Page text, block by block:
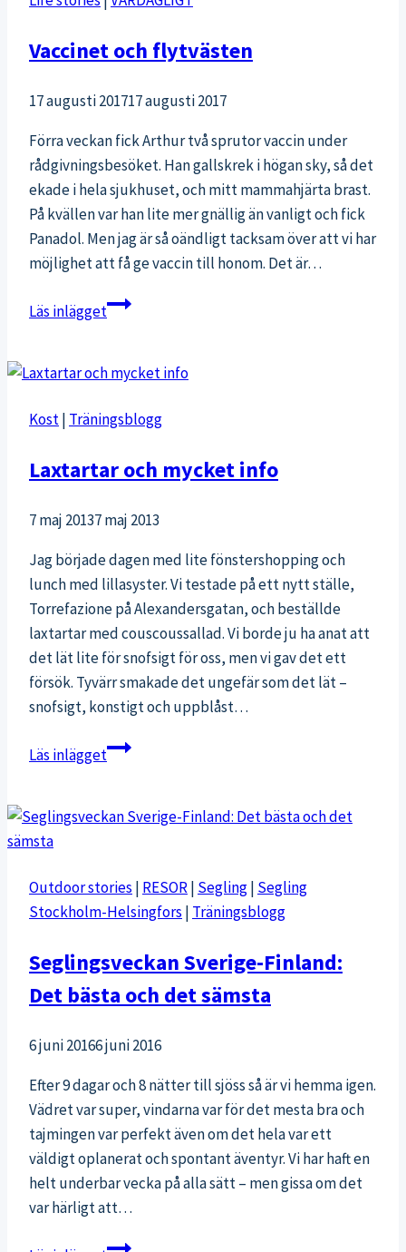
Vaccinet och flytvästen
17 augusti 201717 augusti 2017
Förra veckan fick Arthur två sprutor vaccin under
rådgivningsbesöket. Han gallskrek i högan sky, så det
ekade i hela sjukhuset, och mitt mammahjärta brast.
På kvällen var han lite mer gnällig än vanligt och fick
Panadol. Men jag är så oändligt tacksam över att vi har
möjlighet att få ge vaccin till honom. Det är…
Läs inläggetVaccinet
Kost| Träningsblogg
Laxtartar och mycket info
7 maj 20137 maj 2013
Jag började dagen med lite fönstershopping och
lunch med lillasyster. Vi testade på ett nytt ställe,
Torrefazione på Alexandersgatan, och beställde
laxtartar med couscoussallad. Vi borde ju ha anat att
det lät lite för snofsigt för oss, men vi gav det ett
försök. Tyvärr smakade det ungefär som det lät –
snofsigt, konstigt och uppblåst…
Läs inläggetLaxtartar
info
Outdoor stories | RESOR| Segling| Segling
Stockholm-Helsingfors | Träningsblogg
Seglingsveckan Sverige-Finland:
Det bästa och det sämsta
6 juni 20166 juni 2016
Efter 9 dagar och 8 nätter till sjöss så är vi hemma igen.
Vädret var super, vindarna var för det mesta bra och
tajmingen var perfekt även om det hela var ett
väldigt oplanerat och spontant äventyr. Vi har haft en
helt underbar vecka på alla sätt – men gissa om det
var härligt att…
Seglingsveckan